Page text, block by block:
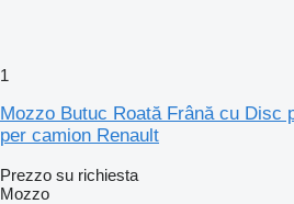
1
Mozzo Butuc Roată Frână cu Disc
per camion Renault
Prezzo su richiesta
Mozzo